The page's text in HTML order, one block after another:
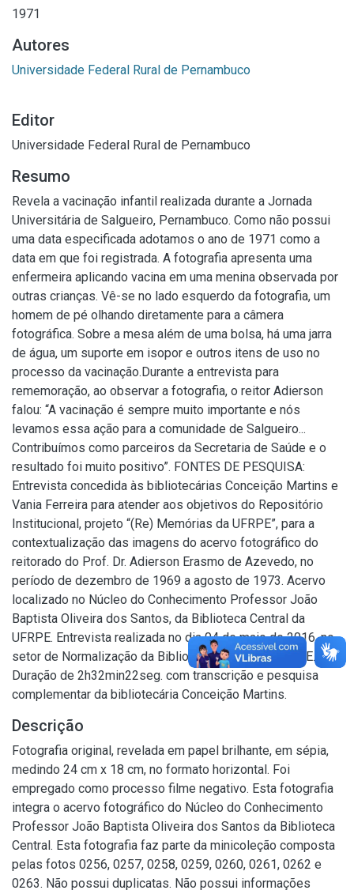
1971
Autores
Universidade Federal Rural de Pernambuco
Editor
Universidade Federal Rural de Pernambuco
Resumo
Revela a vacinação infantil realizada durante a Jornada
Universitária de Salgueiro, Pernambuco. Como não possui
uma data especificada adotamos o ano de 1971 como a
data em que foi registrada. A fotografia apresenta uma
enfermeira aplicando vacina em uma menina observada por
outras crianças. Vê-se no lado esquerdo da fotografia, um
homem de pé olhando diretamente para a câmera
fotográfica. Sobre a mesa além de uma bolsa, há uma jarra
de água, um suporte em isopor e outros itens de uso no
processo da vacinação.Durante a entrevista para
rememoração, ao observar a fotografia, o reitor Adierson
falou: “A vacinação é sempre muito importante e nós
levamos essa ação para a comunidade de Salgueiro...
Contribuímos como parceiros da Secretaria de Saúde e o
resultado foi muito positivo”. FONTES DE PESQUISA:
Entrevista concedida às bibliotecárias Conceição Martins e
Vania Ferreira para atender aos objetivos do Repositório
Institucional, projeto “(Re) Memórias da UFRPE”, para a
contextualização das imagens do acervo fotográfico do
reitorado do Prof. Dr. Adierson Erasmo de Azevedo, no
período de dezembro de 1969 a agosto de 1973. Acervo
localizado no Núcleo do Conhecimento Professor João
Baptista Oliveira dos Santos, da Biblioteca Central da
UFRPE. Entrevista realizada no dia 04 de maio de 2016, no
setor de Normalização da Biblioteca Central da UFRPE.
Duração de 2h32min22seg. com transcrição e pesquisa
complementar da bibliotecária Conceição Martins.
Descrição
Fotografia original, revelada em papel brilhante, em sépia,
medindo 24 cm x 18 cm, no formato horizontal. Foi
empregado como processo filme negativo. Esta fotografia
integra o acervo fotográfico do Núcleo do Conhecimento
Professor João Baptista Oliveira dos Santos da Biblioteca
Central. Esta fotografia faz parte da minicoleção composta
pelas fotos 0256, 0257, 0258, 0259, 0260, 0261, 0262 e
0263. Não possui duplicatas. Não possui informações